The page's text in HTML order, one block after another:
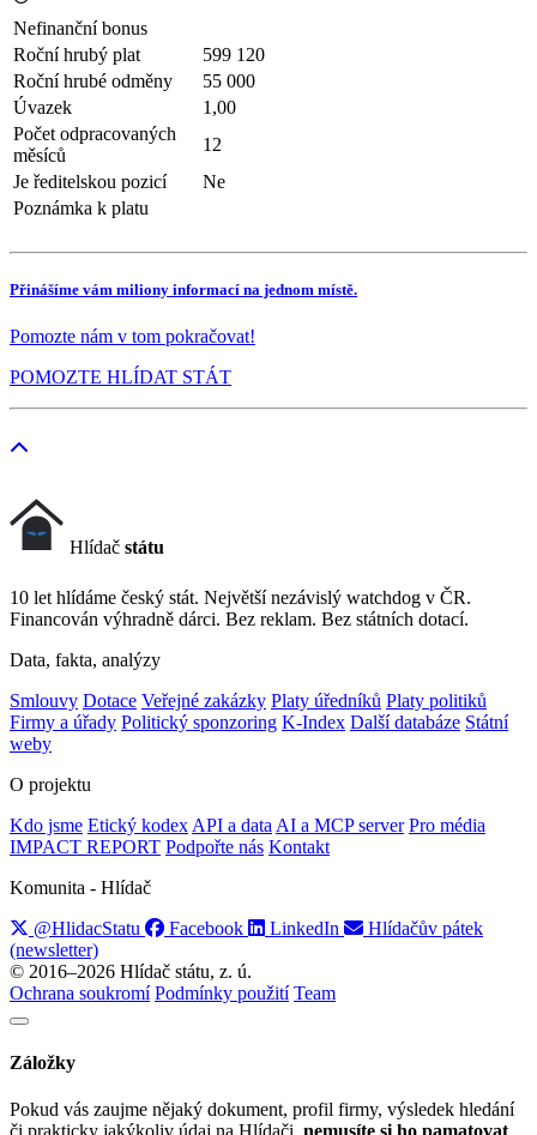
Nefinanční bonus
Roční hrubý plat
599 120
Roční hrubé odměny
55 000
Úvazek
1,00
Počet odpracovaných
měsíců
12
Je ředitelskou pozicí
Ne
Poznámka k platu
Přinášíme vám miliony informací na jednom místě.
Pomozte nám v tom pokračovat!
POMOZTE HLÍDAT STÁT
Hlídač státu
10 let hlídáme český stát. Největší nezávislý watchdog v ČR.
Financován výhradně dárci. Bez reklam. Bez státních dotací.
Data, fakta, analýzy
Smlouvy Dotace Veřejné zakázky Platy úředníků Platy politiků
Firmy a úřady Politický sponzoring K-Index Další databáze Státní
weby
O projektu
Kdo jsme Etický kodex API a data AI a MCP server Pro média
IMPACT REPORT Podpořte nás Kontakt
Komunita - Hlídač
@HlidacStatu
Facebook LinkedIn
Hlídačův pátek
(newsletter)
© 2016–2026 Hlídač státu, z. ú.
Ochrana soukromí Podmínky použití Team
Záložky
Pokud vás zaujme nějaký dokument, profil firmy, výsledek hledání
či prakticky jakýkoliv údaj na Hlídači, nemusíte si ho pamatovat